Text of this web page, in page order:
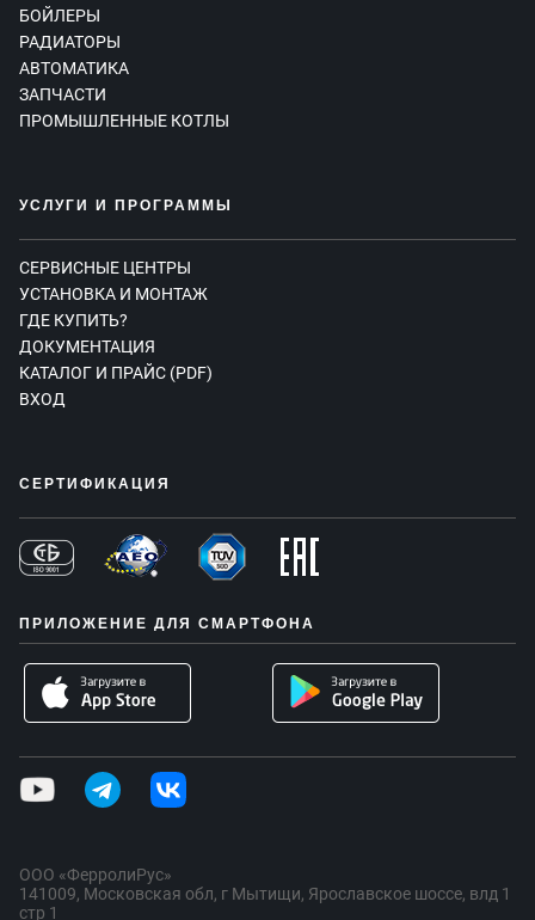
БОЙЛЕРЫ
РАДИАТОРЫ
АВТОМАТИКА
ЗАПЧАСТИ
ПРОМЫШЛЕННЫЕ КОТЛЫ
УСЛУГИ И ПРОГРАММЫ
СЕРВИСНЫЕ ЦЕНТРЫ
УСТАНОВКА И МОНТАЖ
ГДЕ КУПИТЬ?
ДОКУМЕНТАЦИЯ
КАТАЛОГ И ПРАЙС (PDF)
ВХОД
СЕРТИФИКАЦИЯ
ПРИЛОЖЕНИЕ ДЛЯ СМАРТФОНА
ООО «ФерролиРус»
141009, Московская обл, г Мытищи, Ярославское шоссе, влд 1
стр 1